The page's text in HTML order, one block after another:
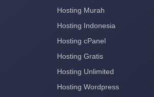
Hosting Murah
Hosting Indonesia
Hosting cPanel
Hosting Gratis
Hosting Unlimited
Hosting Wordpress